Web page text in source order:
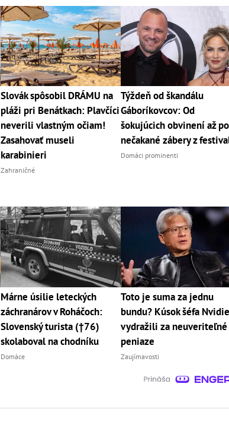
Slovák spôsobil DRÁMU na
pláži pri Benátkach: Plavčíci
neverili vlastným očiam!
Zasahovať museli
karabinieri
Zahraničné
Týždeň od škandálu
Gáboríkovcov: Od
šokujúcich obvinení až po
nečakané zábery z
Domáci prominenti
Márne úsilie leteckých
záchranárov v Roháčoch:
Slovenský turista (†76)
skolaboval na chodníku
Domáce
Toto je suma za jednu
bundu? Kúsok šéfa
vydražili za neuveriteľné
peniaze
Zaujímavosti